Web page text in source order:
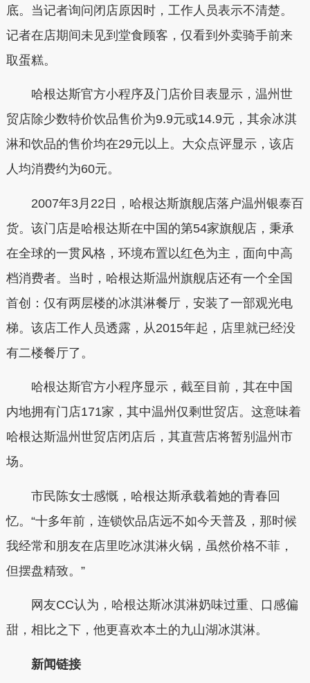
底。当记者询问闭店原因时，工作人员表示不清楚。
记者在店期间未见到堂食顾客，仅看到外卖骑手前来
取蛋糕。
哈根达斯官方小程序及门店价目表显示，温州世
贸店除少数特价饮品售价为9.9元或14.9元，其余冰淇
淋和饮品的售价均在29元以上。大众点评显示，该店
人均消费约为60元。
2007年3月22日，哈根达斯旗舰店落户温州银泰百
货。该门店是哈根达斯在中国的第54家旗舰店，秉承
在全球的一贯风格，环境布置以红色为主，面向中高
档消费者。当时，哈根达斯温州旗舰店还有一个全国
首创：仅有两层楼的冰淇淋餐厅，安装了一部观光电
梯。该店工作人员透露，从2015年起，店里就已经没
有二楼餐厅了。
哈根达斯官方小程序显示，截至目前，其在中国
内地拥有门店171家，其中温州仅剩世贸店。这意味着
哈根达斯温州世贸店闭店后，其直营店将暂别温州市
场。
市民陈女士感慨，哈根达斯承载着她的青春回
忆。“十多年前，连锁饮品店远不如今天普及，那时候
我经常和朋友在店里吃冰淇淋火锅，虽然价格不菲，
但摆盘精致。”
网友CC认为，哈根达斯冰淇淋奶味过重、口感偏
甜，相比之下，他更喜欢本土的九山湖冰淇淋。
新闻链接